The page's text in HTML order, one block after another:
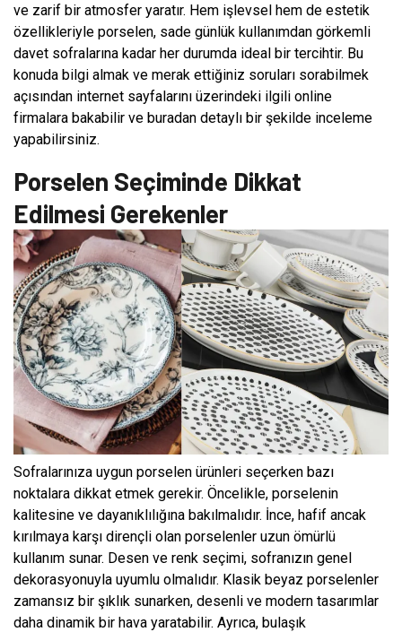
ve zarif bir atmosfer yaratır. Hem işlevsel hem de estetik
özellikleriyle porselen, sade günlük kullanımdan görkemli
davet sofralarına kadar her durumda ideal bir tercihtir. Bu
konuda bilgi almak ve merak ettiğiniz soruları sorabilmek
açısından internet sayfalarını üzerindeki ilgili online
firmalara bakabilir ve buradan detaylı bir şekilde inceleme
yapabilirsiniz.
Porselen Seçiminde Dikkat
Edilmesi Gerekenler
Sofralarınıza uygun porselen ürünleri seçerken bazı
noktalara dikkat etmek gerekir. Öncelikle, porselenin
kalitesine ve dayanıklılığına bakılmalıdır. İnce, hafif ancak
kırılmaya karşı dirençli olan porselenler uzun ömürlü
kullanım sunar. Desen ve renk seçimi, sofranızın genel
dekorasyonuyla uyumlu olmalıdır. Klasik beyaz porselenler
zamansız bir şıklık sunarken, desenli ve modern tasarımlar
daha dinamik bir hava yaratabilir. Ayrıca, bulaşık